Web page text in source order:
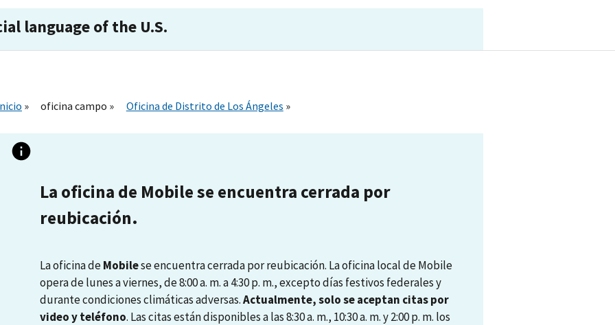
language of the U.S.
oficina campo Oficina de Distrito de Los Ángeles
La oficina de Mobile se encuentra cerrada por
reubicación.
La oficina deMobilese encuentra cerrada por reubicación. La oficina local de Mobile
opera de lunes a viernes, de 8:00 a. m. a 4:30 p. m., excepto días festivos federales y
durante condiciones climáticas adversas.Actualmente, solo se aceptan citas por
video y teléfono. Las citas están disponibles a las 8:30 a. m., 10:30 a. m. y 2:00 p. m. los